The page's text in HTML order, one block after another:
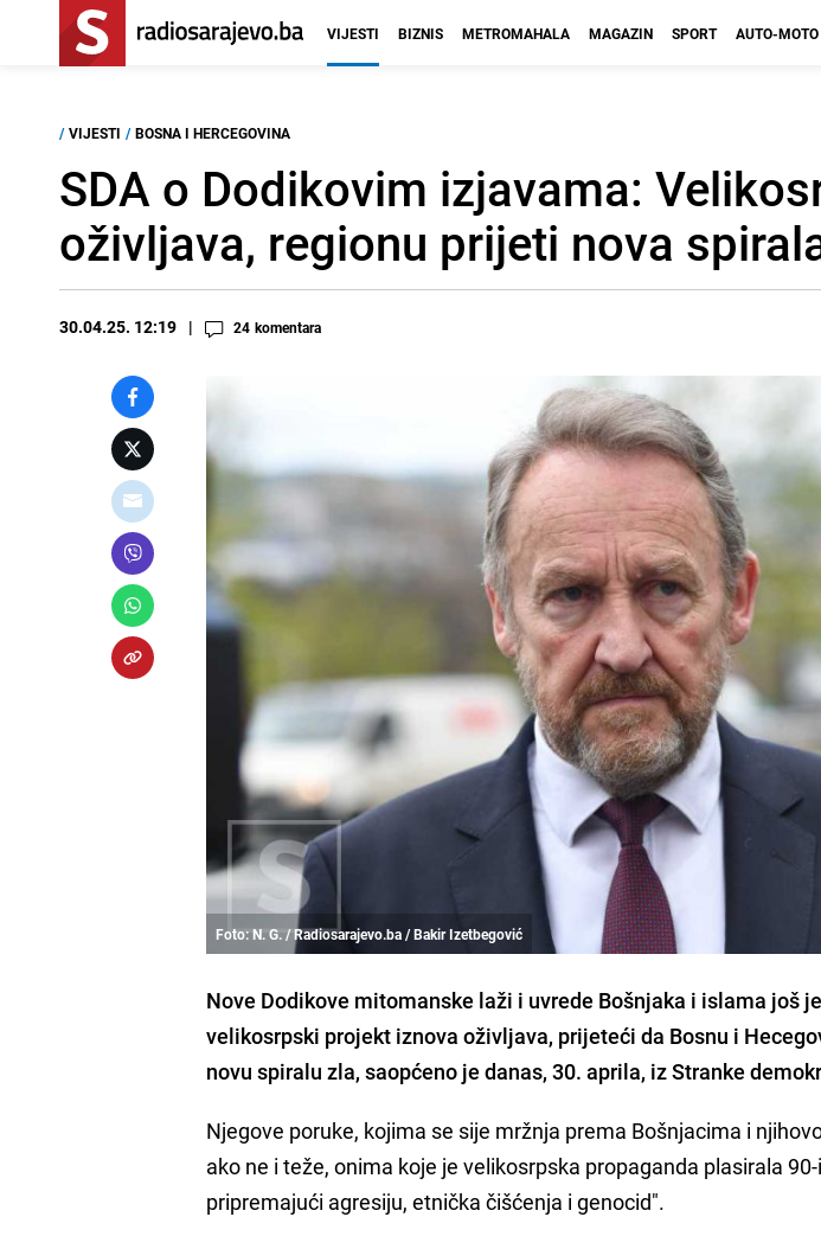
VIJESTI BIZNIS METROMAHALA MAGAZIN SPORT AUTO-MOTO
/ VIJESTI / BOSNA I HERCEGOVINA
SDA o Dodikovim izjavama:
oživljava, regionu prijeti nova
30.04.25. 12:19 24 komentara
Foto: N. G. / Radiosarajevo.ba / Bakir Izetbegović
Nove Dodikove mitomanske laži i uvrede Bošnjaka i islama još
velikosrpski projekt iznova oživljava, prijeteći da Bosnu i
novu spiralu zla, saopćeno je danas, 30. aprila, iz Stranke
Njegove poruke, kojima se sije mržnja prema Bošnjacima i
ako ne i teže, onima koje je velikosrpska propaganda plasirala
pripremajući agresiju, etnička čišćenja i genocid".